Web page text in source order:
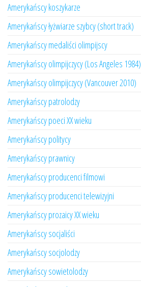
Amerykańscy koszykarze
Amerykańscy łyżwiarze szybcy (short track)
Amerykańscy medaliści olimpijscy
Amerykańscy olimpijczycy (Los Angeles 1984)
Amerykańscy olimpijczycy (Vancouver 2010)
Amerykańscy patrolodzy
Amerykańscy poeci XX wieku
Amerykańscy politycy
Amerykańscy prawnicy
Amerykańscy producenci filmowi
Amerykańscy producenci telewizyjni
Amerykańscy prozaicy XX wieku
Amerykańscy socjaliści
Amerykańscy socjolodzy
Amerykańscy sowietolodzy